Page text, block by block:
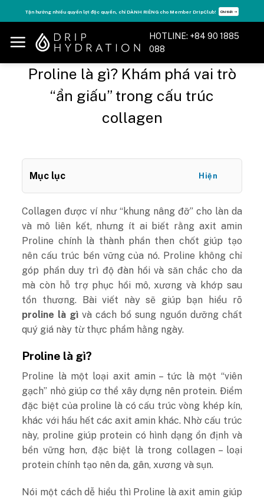
to
content
Tận hưởng nhiều quyền lợi độc quyền, chỉ DÀNH RIÊNG cho Member DripClub! Chi tiết ➝
HOTLINE: +84 90 1885
088
Proline là gì? Khám phá vai trò
“ẩn giấu” trong cấu trúc
collagen
Mục lục Hiện
Collagen được ví như “khung nâng đỡ” cho làn da
và mô liên kết, nhưng ít ai biết rằng axit amin
Proline chính là thành phần then chốt giúp tạo
nên cấu trúc bền vững của nó. Proline không chỉ
góp phần duy trì độ đàn hồi và săn chắc cho da
mà còn hỗ trợ phục hồi mô, xương và khớp sau
tổn thương. Bài viết này sẽ giúp bạn hiểu rõ
proline là gì và cách bổ sung nguồn dưỡng chất
quý giá này từ thực phẩm hằng ngày.
Proline là gì?
Proline là một loại axit amin – tức là một “viên
gạch” nhỏ giúp cơ thể xây dựng nên protein. Điểm
đặc biệt của proline là có cấu trúc vòng khép kín,
khác với hầu hết các axit amin khác. Nhờ cấu trúc
này, proline giúp protein có hình dạng ổn định và
bền vững hơn, đặc biệt là trong collagen – loại
protein chính tạo nên da, gân, xương và sụn.
Nói một cách dễ hiểu thì Proline là axit amin giúp